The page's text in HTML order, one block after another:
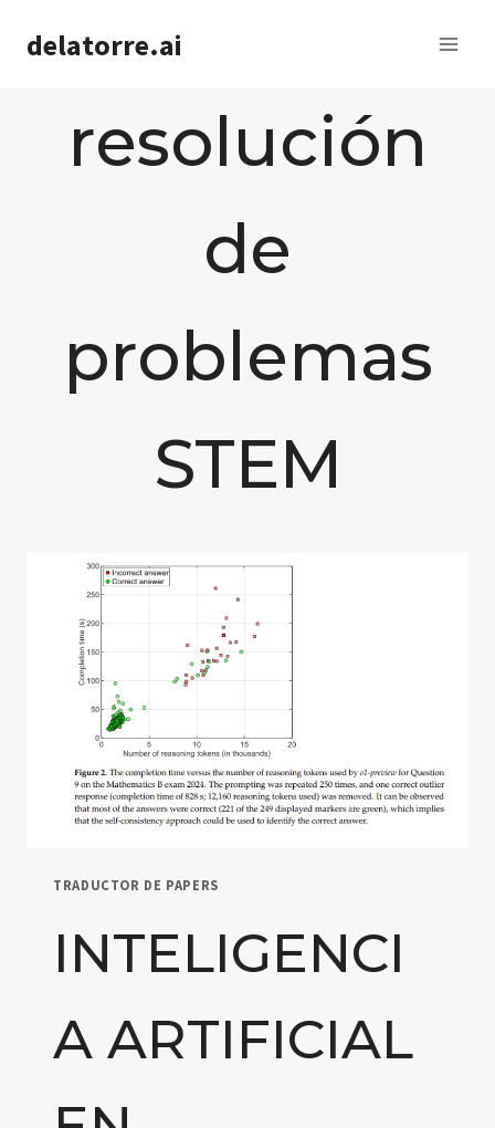
delatorre.ai
resolución
de
problemas
STEM
TRADUCTOR DE PAPERS
INTELIGENCI
A ARTIFICIAL